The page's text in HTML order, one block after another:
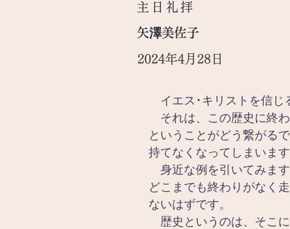
主日礼拝
矢澤美佐子
2024年4月28日
イエス･キリストを信じ
それは、この歴史に終わ
ということがどう繋がる
持てなくなってしまいます
身近な例を引いてみます
どこまでも終わりがなく
ないはずです。
歴史というのは、そこ